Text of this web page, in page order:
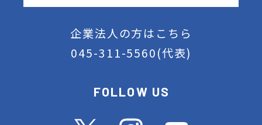
企業法人の方はこちら
045-311-5560(代表)
FOLLOW US